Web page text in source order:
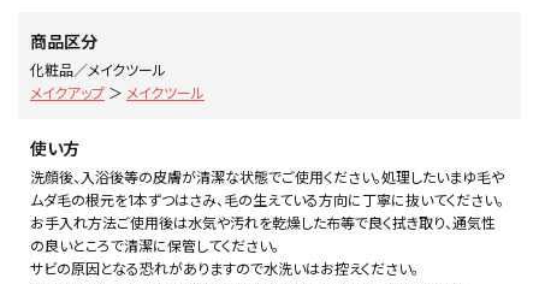
商品区分
化粧品／メイクツール
メイクアップ ＞ メイクツール
使い方
洗顔後、入浴後等の皮膚が清潔な状態でご使用ください。処理したいまゆ毛や
ムダ毛の根元を1本ずつはさみ、毛の生えている方向に丁寧に抜いてください。
お手入れ方法ご使用後は水気や汚れを乾燥した布等で良く拭き取り、通気性
の良いところで清潔に保管してください。
サビの原因となる恐れがありますので水洗いはお控えください。